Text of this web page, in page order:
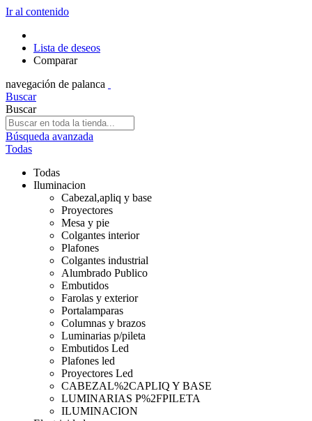
Ir al contenido
Lista de deseos
Comparar
navegación de palanca
Buscar
Buscar
Búsqueda avanzada
Todas
Todas
Iluminacion
Cabezal,apliq y base
Proyectores
Mesa y pie
Colgantes interior
Plafones
Colgantes industrial
Alumbrado Publico
Embutidos
Farolas y exterior
Portalamparas
Columnas y brazos
Luminarias p/pileta
Embutidos Led
Plafones led
Proyectores Led
CABEZAL%2CAPLIQ Y BASE
LUMINARIAS P%2FPILETA
ILUMINACION